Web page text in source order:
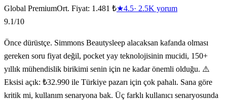
Global PremiumOrt. Fiyat: 1.481 ₺★4.5· 2.5K yorum
9.1/10
Önce dürüstçe. Simmons Beautysleep alacaksan kafanda olması
gereken soru fiyat değil, pocket yay teknolojisinin mucidi, 150+
yıllık mühendislik birikimi senin için ne kadar önemli olduğu. ⚠️
Eksisi açık: ₺32.990 ile Türkiye pazarı için çok pahalı. Sana göre
kritik mi, kullanım senaryona bak. Üç farklı kullanıcı senaryosunda